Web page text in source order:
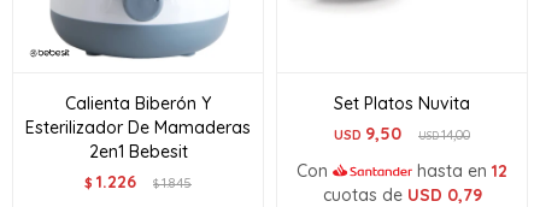
Calienta Biberón Y
Esterilizador De Mamaderas
2en1 Bebesit
$ 1.226 $1.845
Set Platos Nuvita
USD 9,50 USD14,00
Con hasta en 12
cuotas de USD 0,79